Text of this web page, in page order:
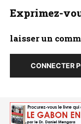
Exprimez-
laisser un
CONNECTER